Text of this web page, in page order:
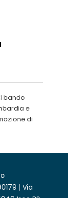
bando
e
di
| Via